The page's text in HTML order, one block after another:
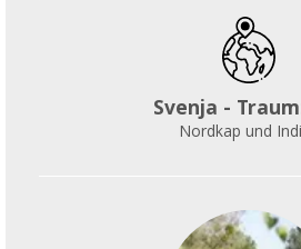
Svenja -
Nordkap und